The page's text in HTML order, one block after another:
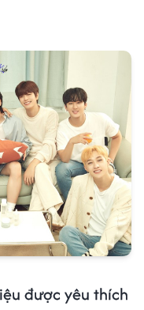
được yêu thích